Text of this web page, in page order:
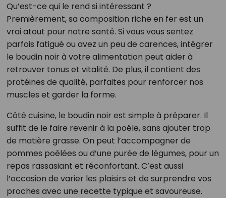
Qu’est-ce qui le rend si intéressant ?
Premièrement, sa composition riche en fer est un
vrai atout pour notre santé. Si vous vous sentez
parfois fatigué ou avez un peu de carences, intégrer
le boudin noir à votre alimentation peut aider à
retrouver tonus et vitalité. De plus, il contient des
protéines de qualité, parfaites pour renforcer nos
muscles et garder la forme.
Côté cuisine, le boudin noir est simple à préparer. Il
suffit de le faire revenir à la poêle, sans ajouter trop
de matière grasse. On peut l’accompagner de
pommes poêlées ou d’une purée de légumes, pour un
repas rassasiant et réconfortant. C’est aussi
l’occasion de varier les plaisirs et de surprendre vos
proches avec une recette typique et savoureuse.